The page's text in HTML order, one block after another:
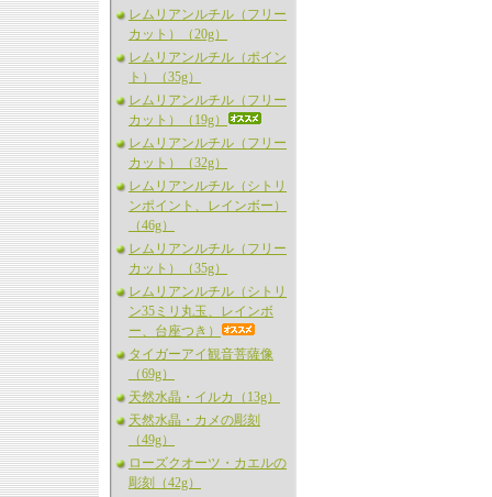
レムリアンルチル（フリー
カット）（20g）
レムリアンルチル（ポイン
ト）（35g）
レムリアンルチル（フリー
カット）（19g）
レムリアンルチル（フリー
カット）（32g）
レムリアンルチル（シトリ
ンポイント、レインボー）
（46g）
レムリアンルチル（フリー
カット）（35g）
レムリアンルチル（シトリ
ン35ミリ丸玉、レインボ
ー、台座つき）
タイガーアイ観音菩薩像
（69g）
天然水晶・イルカ（13g）
天然水晶・カメの彫刻
（49g）
ローズクオーツ・カエルの
彫刻（42g）